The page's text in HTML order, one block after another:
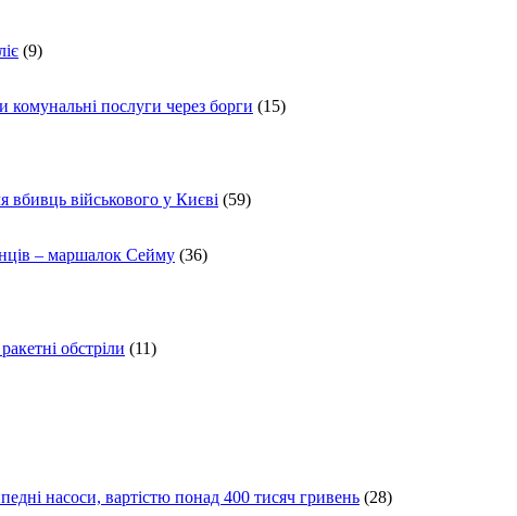
(9)
комунальні послуги через борги (15)
вбивць військового у Києві (59)
– маршалок Сейму (36)
обстріли (11)
насоси, вартістю понад 400 тисяч гривень (28)